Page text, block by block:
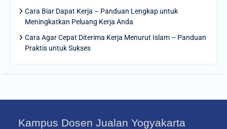
Cara Biar Dapat Kerja – Panduan Lengkap untuk
Meningkatkan Peluang Kerja Anda
Cara Agar Cepat Diterima Kerja Menurut Islam – Panduan
Praktis untuk Sukses
Kampus Dosen Jualan Yogyakarta